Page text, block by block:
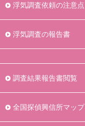
浮気調査依頼の注意点
浮気調査の報告書
調査結果報告書閲覧
全国探偵興信所マップ